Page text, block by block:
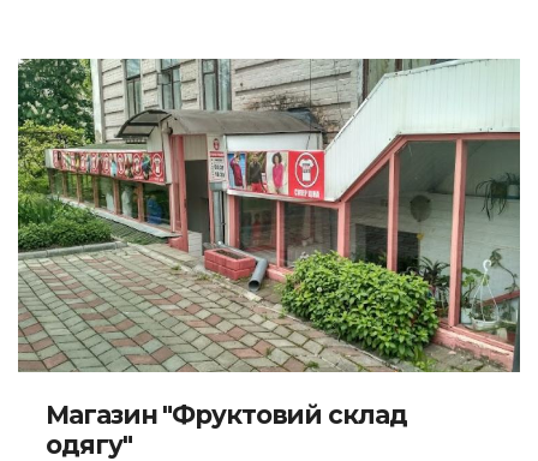
Магазин "Фруктовий склад
одягу"